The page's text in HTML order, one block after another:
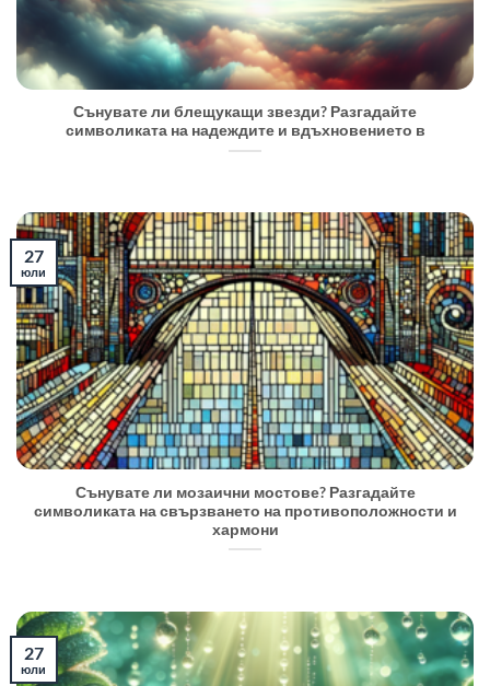
Сънувате ли блещукащи звезди? Разгадайте
символиката на надеждите и вдъхновението в
Сънувате ли мозаични мостове? Разгадайте
символиката на свързването на противоположности и
хармони
27
юли
27
юли